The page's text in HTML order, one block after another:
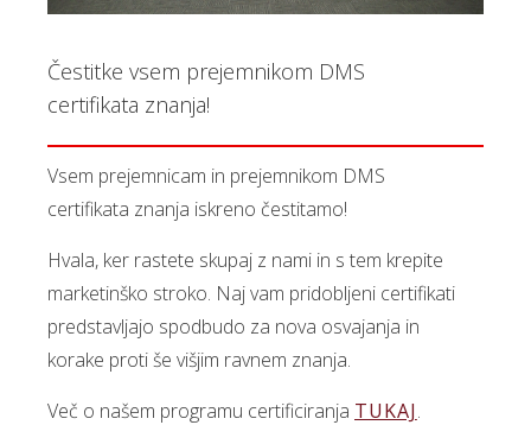
Čestitke vsem prejemnikom DMS
certifikata znanja!
Vsem prejemnicam in prejemnikom DMS
certifikata znanja iskreno čestitamo!
Hvala, ker rastete skupaj z nami in s tem krepite
marketinško stroko. Naj vam pridobljeni certifikati
predstavljajo spodbudo za nova osvajanja in
korake proti še višjim ravnem znanja.
Več o našem programu certificiranja TUKAJ.